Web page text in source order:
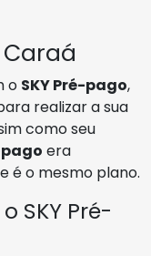
o SKY Pré-pago,
realizar a sua
como seu
pago era
é o mesmo plano.
SKY Pré-